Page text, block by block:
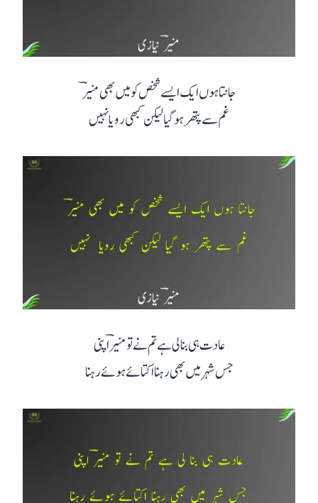
جانتا ہوں ایک ایسے شخص کو میں بھی منیرؔ
غم سے پتھر ہو گیا لیکن کبھی رویا نہیں
عادت ہی بنا لی ہے تم نے تو منیرؔ اپنی
جس شہر میں بھی رہنا اکتائے ہوئے رہنا